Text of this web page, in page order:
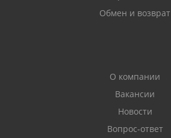
Обмен и возврат
О компании
Вакансии
Новости
Вопрос-ответ